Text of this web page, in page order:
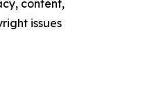
content,
issues